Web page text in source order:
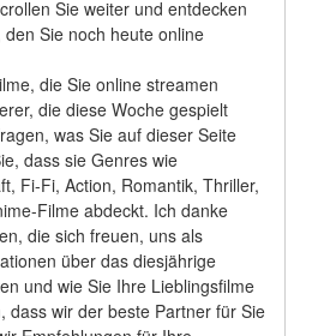
Sie weiter und entdecken
Sie noch heute online
die Sie online streamen
die diese Woche gespielt
was Sie auf dieser Seite
dass sie Genres wie
Fi-Fi, Action, Romantik, Thriller,
Filme abdeckt. Ich danke
die sich freuen, uns als
über das diesjährige
und wie Sie Ihre Lieblingsfilme
dass wir der beste Partner für Sie